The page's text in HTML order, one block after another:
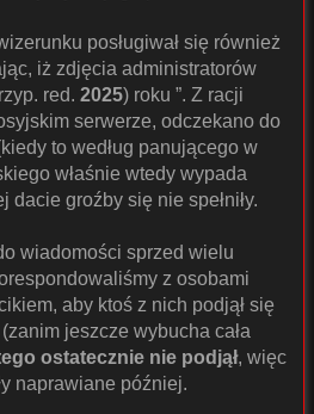
posługiwał się również
iż zdjęcia administratorów
red. 2025) roku ”. Z racji
serwerze, odczekano do
to według panującego w
właśnie wtedy wypada
dacie groźby się nie spełniły.
wiadomości sprzed wielu
z osobami
aby ktoś z nich podjął się
jeszcze wybucha cała
ostatecznie nie podjął, więc
naprawiane później.